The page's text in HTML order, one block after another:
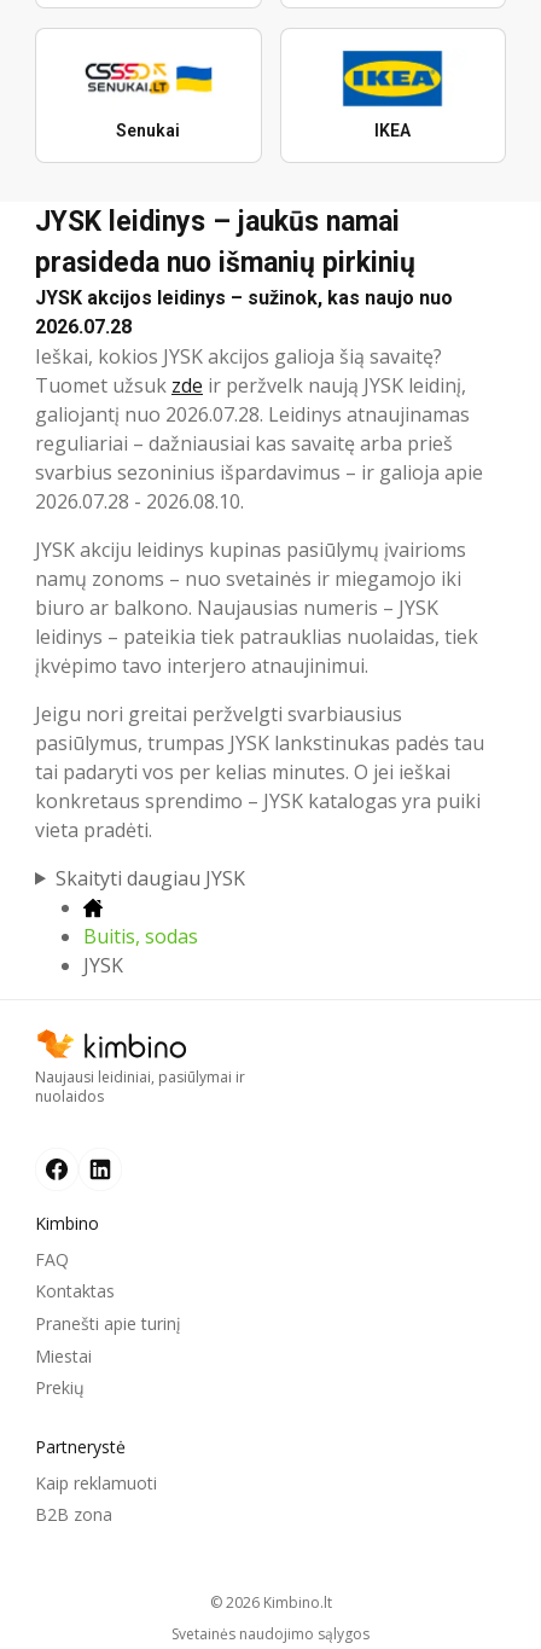
Senukai IKEA
JYSK leidinys – jaukūs namai
prasideda nuo išmanių pirkinių
JYSK akcijos leidinys – sužinok, kas naujo nuo
2026.07.28
Ieškai, kokios JYSK akcijos galioja šią savaitę?
Tuomet užsuk zde ir peržvelk naują JYSK leidinį,
galiojantį nuo 2026.07.28. Leidinys atnaujinamas
reguliariai – dažniausiai kas savaitę arba prieš
svarbius sezoninius išpardavimus – ir galioja apie
2026.07.28 - 2026.08.10.
JYSK akciju leidinys kupinas pasiūlymų įvairioms
namų zonoms – nuo svetainės ir miegamojo iki
biuro ar balkono. Naujausias numeris – JYSK
leidinys – pateikia tiek patrauklias nuolaidas, tiek
įkvėpimo tavo interjero atnaujinimui.
Jeigu nori greitai peržvelgti svarbiausius
pasiūlymus, trumpas JYSK lankstinukas padės tau
tai padaryti vos per kelias minutes. O jei ieškai
konkretaus sprendimo – JYSK katalogas yra puiki
vieta pradėti.
Skaityti daugiau JYSK
Buitis, sodas
JYSK
Naujausi leidiniai, pasiūlymai ir
nuolaidos
Kimbino
FAQ
Kontaktas
Pranešti apie turinį
Miestai
Prekių
Partnerystė
Kaip reklamuoti
B2B zona
© 2026 kimbino.lt
Svetainės naudojimo sąlygos